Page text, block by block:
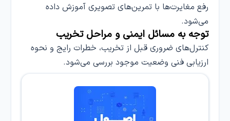
رفع مغایرت‌ها با تمرین‌های تصویری آموزش داده
می‌شود.
توجه به مسائل ایمنی و مراحل تخریب
کنترل‌های ضروری قبل از تخریب، خطرات رایج و نحوه
ارزیابی فنی وضعیت موجود بررسی می‌شود.